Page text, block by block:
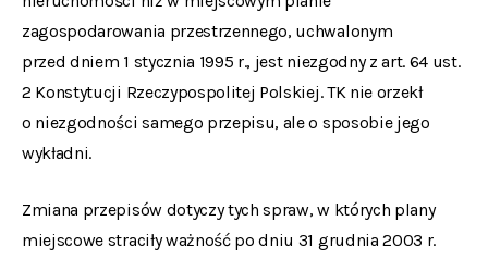
zagospodarowania przestrzennego, uchwalonym
przed dniem 1 stycznia 1995 r., jest niezgodny z art. 64 ust.
2 Konstytucji Rzeczypospolitej Polskiej. TK nie orzekł
o niezgodności samego przepisu, ale o sposobie jego
wykładni.
Zmiana przepisów dotyczy tych spraw, w których plany
miejscowe straciły ważność po dniu 31 grudnia 2003 r.